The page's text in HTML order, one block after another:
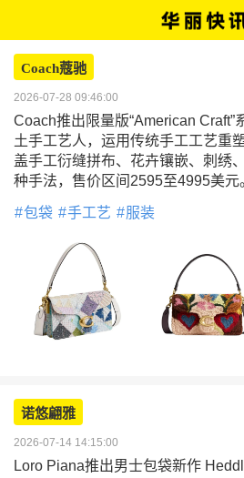
Coach蔻驰
2026-07-28 09:46:00
Coach推出限量版“American Craft”
土手工艺人，运用传统手工工艺重
盖手工衍缝拼布、花卉镶嵌、刺绣
种手法，售价区间2595至4995美元
包袋 手工艺 服装
诺悠翩雅
2026-07-14 14:15:00
Loro Piana推出男士包袋新作